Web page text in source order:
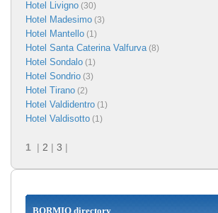
Hotel Livigno (30)
Hotel Madesimo (3)
Hotel Mantello (1)
Hotel Santa Caterina Valfurva(8)
Hotel Sondalo (1)
Hotel Sondrio (3)
Hotel Tirano (2)
Hotel Valdidentro (1)
Hotel Valdisotto (1)
1 | 2 | 3 |
BORMIO directory